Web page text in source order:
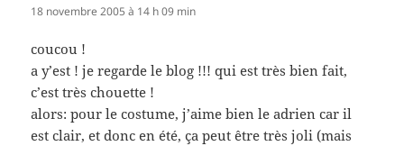
18 novembre 2005 à 14 h 09 min
coucou !
a y’est ! je regarde le blog !!! qui est très bien fait,
c’est très chouette !
alors: pour le costume, j’aime bien le adrien car il
est clair, et donc en été, ça peut être très joli (mais